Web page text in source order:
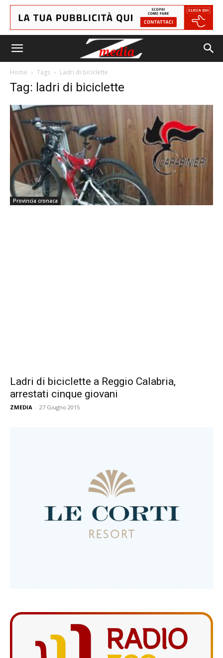
Home Tags Ladri di biciclette
Tag: ladri di biciclette
Provincia cronaca
Ladri di biciclette a Reggio Calabria,
arrestati cinque giovani
ZMEDIA - 27 Giugno 2015